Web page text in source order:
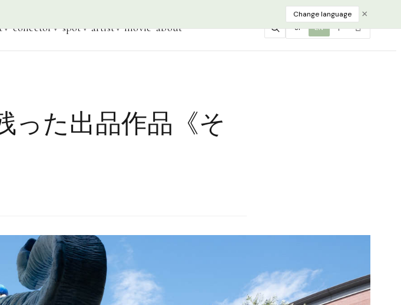
Change language ×
collector spot artist movie about JP EN 中 한
った出品作品《そ